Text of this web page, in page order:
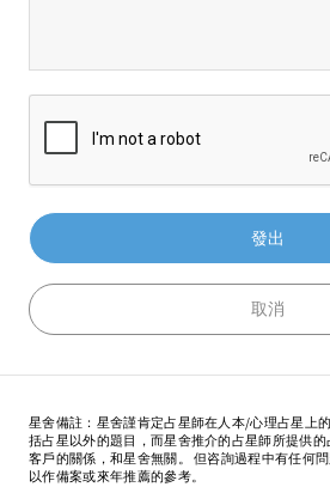
星舍備註：星舍謹肯定占星師在人本/心理占星上
括占星以外的題目，而星舍推介的占星師所提供
客戶的關係，和星舍無關。 但咨詢過程中有任何
以作備案或來年推薦的參考。